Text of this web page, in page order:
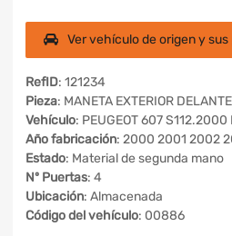
Ver vehículo de origen y sus
RefID: 121234
Pieza: MANETA EXTERIOR
Vehículo: PEUGEOT 607
Año fabricación: 2000 2001 2002
Estado: Material de segunda mano
Nº Puertas: 4
Ubicación: Almacenada
Código del vehículo: 00886